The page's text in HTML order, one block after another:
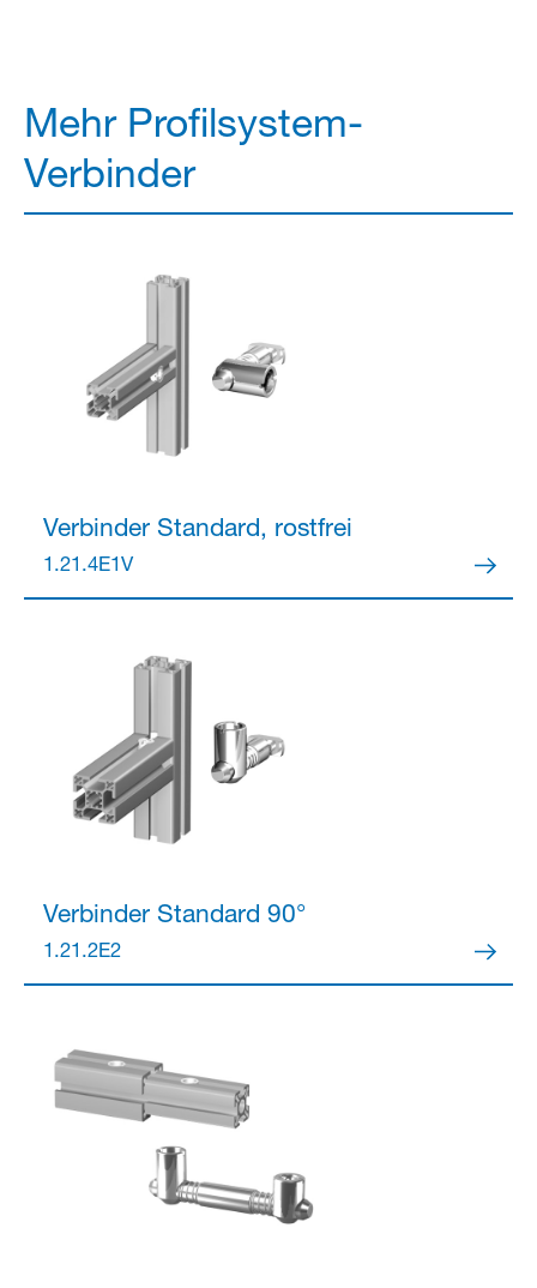
Mehr Profilsystem-
Verbinder
VerbinderStandard, rostfrei
1.21.4E1V
VerbinderStandard 90°
1.21.2E2